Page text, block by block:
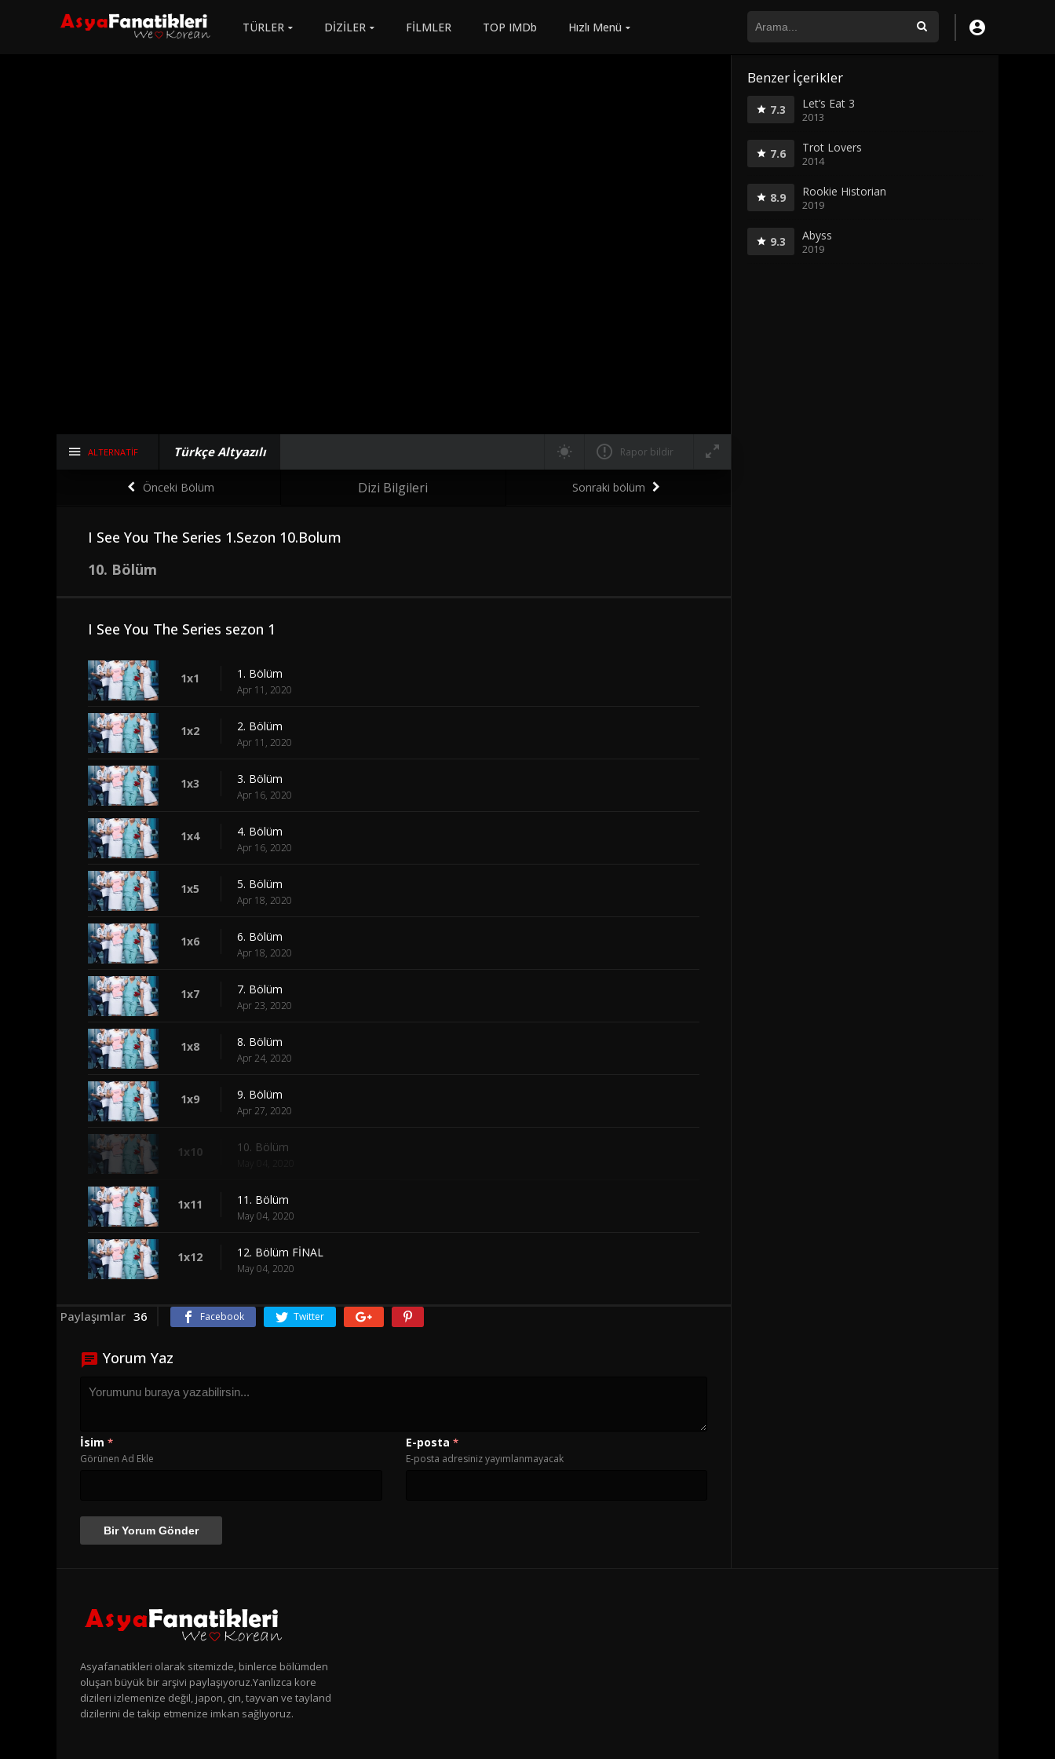
TÜRLER DİZİLER FİLMLER TOP IMDb Hızlı Menü
ALTERNATIF Türkçe Altyazılı Rapor bildir
Önceki Bölüm Dizi Bilgileri Sonraki bölüm
I See You The Series 1.Sezon 10.Bolum
10. Bölüm
I See You The Series sezon 1
1x1 1. Bölüm
Apr 11, 2020
1x2 2. Bölüm
Apr 11, 2020
1x3 3. Bölüm
Apr 16, 2020
1x4 4. Bölüm
Apr 16, 2020
1x5 5. Bölüm
Apr 18, 2020
1x6 6. Bölüm
Apr 18, 2020
1x7 7. Bölüm
Apr 23, 2020
1x8 8. Bölüm
Apr 24, 2020
1x9 9. Bölüm
Apr 27, 2020
1x10 10. Bölüm
1x11 11. Bölüm
May 04, 2020
1x12 12. Bölüm FİNAL
May 04, 2020
Paylaşımlar 36 Facebook Twitter
Yorum Yaz
İsim *
Görünen Ad Ekle
E-posta *
E-posta adresiniz yayımlanmayacak
Benzer İçerikler
7.3 Let’s Eat 3
2013
7.6 Trot Lovers
2014
8.9 Rookie Historian
2019
9.3 Abyss
2019
Asyafanatikleri olarak sitemizde, binlerce bölümden
oluşan büyük bir arşivi paylaşıyoruz.Yanlızca kore
dizileri izlemenize değil, japon, çin, tayvan ve tayland
dizilerini de takip etmenize imkan sağlıyoruz.